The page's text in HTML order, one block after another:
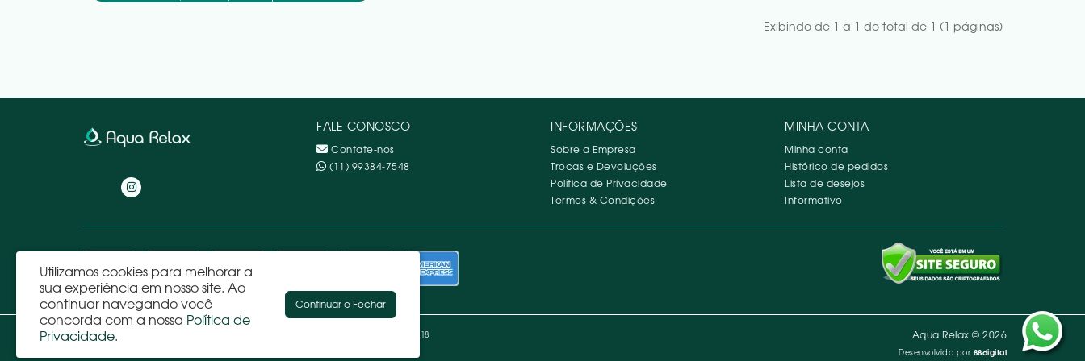
Exibindo de 1 a 1 do total de 1 (1 páginas)
FALE CONOSCO
Contate-nos
(11) 99384-7548
INFORMAÇÕES
Sobre a Empresa
Trocas e Devoluções
Política de Privacidade
Termos & Condições
MINHA CONTA
Minha conta
Histórico de pedidos
Lista de desejos
Informativo
Pretty Spa Materiais de Decoração e Acabamentos Ltda - CNPJ: 06.023.446/0001-18 Aqua Relax © 2026
Desenvolvido por 88digital
Utilizamos cookies para melhorar a
sua experiência em nosso site. Ao
continuar navegando você
concorda com a nossa Política de
Privacidade.
Continuar e Fechar